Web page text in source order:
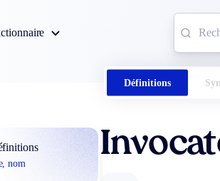
Définitions
nom